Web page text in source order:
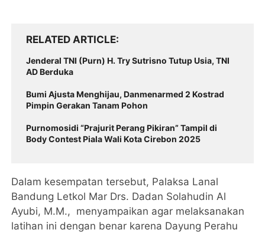
RELATED ARTICLE
Jenderal TNI (Purn) H. Try Sutrisno Tutup Usia, TNI
AD Berduka
Bumi Ajusta Menghijau, Danmenarmed 2 Kostrad
Pimpin Gerakan Tanam Pohon
Purnomosidi “Prajurit Perang Pikiran” Tampil di
Body Contest Piala Wali Kota Cirebon 2025
Dalam kesempatan tersebut, Palaksa Lanal
Bandung Letkol Mar Drs. Dadan Solahudin Al
Ayubi, M.M., menyampaikan agar melaksanakan
latihan ini dengan benar karena Dayung Perahu